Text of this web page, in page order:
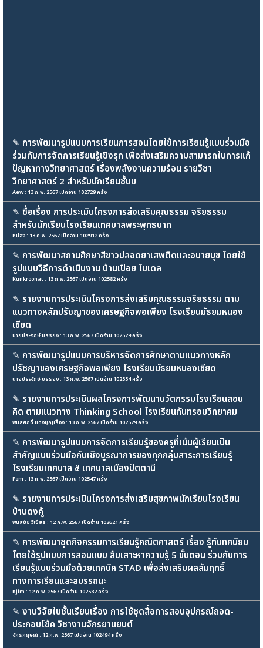
✎ การพัฒนารูปแบบการเรียนการสอนโดยใช้การเรียนรู้แบบร่วมมือ
ร่วมกับการจัดการเรียนรู้เชิงรุก เพื่อส่งเสริมความสามารถในการแก้
ปัญหาทางวิทยาศาสตร์ เรื่องพลังงานความร้อน รายวิชา
วิทยาศาสตร์ 2 สำหรับนักเรียนชั้นม
Aew : 13 ก.พ. 2567 เปิดอ่าน 102729 ครั้ง
✎ ชื่อเรื่อง การประเมินโครงการส่งเสริมคุณธรรม จริยธรรม
สำหรับนักเรียนโรงเรียนเทศบาลพระพุทธบาท
หน่อง : 13 ก.พ. 2567 เปิดอ่าน 102912 ครั้ง
✎ การพัฒนาสถานศึกษาสีขาวปลอดยาเสพติดและอบายมุข โดยใช้
รูปแบบวิธีการดำเนินงาน บ้านเปือย โมเดล
Kunkroonat : 13 ก.พ. 2567 เปิดอ่าน 102582 ครั้ง
✎ รายงานการประเมินโครงการส่งเสริมคุณธรรมจริยธรรม ตาม
แนวทางหลักปรัชญาของเศรษฐกิจพอเพียง โรงเรียนมัธยมหนอง
เขียด
นายประจักษ์ บรรยง : 13 ก.พ. 2567 เปิดอ่าน 102529 ครั้ง
✎ การพัฒนารูปแบบการบริหารจัดการศึกษาตามแนวทางหลัก
ปรัชญาของเศรษฐกิจพอเพียง โรงเรียนมัธยมหนองเขียด
นายประจักษ์ บรรยง : 13 ก.พ. 2567 เปิดอ่าน 102534 ครั้ง
✎ รายงานการประเมินผลโครงการพัฒนานวัตกรรมโรงเรียนสอน
คิด ตามแนวทาง Thinking School โรงเรียนกันทรอมวิทยาคม
พนัสศักดิ์ แดงบุญเรือง : 13 ก.พ. 2567 เปิดอ่าน 102529 ครั้ง
✎ การพัฒนารูปแบบการจัดการเรียนรู้ของครูที่เน้นผู้เรียนเป็น
สำคัญแบบร่วมมือกันเชิงบูรณาการของทุกกลุ่มสาระการเรียนรู้
โรงเรียนเทศบาล ๕ เทศบาลเมืองปัตตานี
Pom : 13 ก.พ. 2567 เปิดอ่าน 102547 ครั้ง
✎ รายงานการประเมินโครงการส่งเสริมสุขภาพนักเรียนโรงเรียน
บ้านดงคู้
พนัสชัย วิเชียร : 12 ก.พ. 2567 เปิดอ่าน 102621 ครั้ง
✎ การพัฒนาชุดกิจกรรมการเรียนรู้คณิตศาสตร์ เรื่อง รู้ทันทศนิยม
โดยใช้รูปแบบการสอนแบบ สืบเสาะหาความรู้ 5 ขั้นตอน ร่วมกับการ
เรียนรู้แบบร่วมมือด้วยเทคนิค STAD เพื่อส่งเสริมผลสัมฤทธิ์
ทางการเรียนและสมรรถนะ
Kjim : 12 ก.พ. 2567 เปิดอ่าน 102582 ครั้ง
✎ งานวิจัยในชั้นเรียนเรื่อง การใช้ชุดสื่อการสอนอุปกรณ์ถอด-
ประกอบโช้ค วิชางานจักรยานยนต์
จักรกฤษณ์ : 12 ก.พ. 2567 เปิดอ่าน 102494 ครั้ง